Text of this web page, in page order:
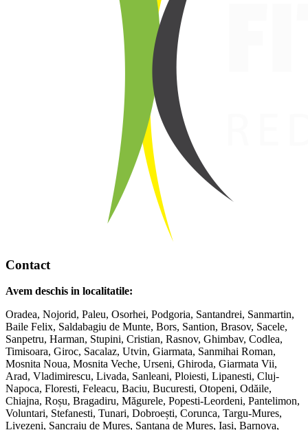
Contact
Avem deschis in localitatile:
Oradea, Nojorid, Paleu, Osorhei, Podgoria, Santandrei, Sanmartin,
Baile Felix, Saldabagiu de Munte, Bors, Santion, Brasov, Sacele,
Sanpetru, Harman, Stupini, Cristian, Rasnov, Ghimbav, Codlea,
Timisoara, Giroc, Sacalaz, Utvin, Giarmata, Sanmihai Roman,
Mosnita Noua, Mosnita Veche, Urseni, Ghiroda, Giarmata Vii,
Arad, Vladimirescu, Livada, Sanleani, Ploiesti, Lipanesti, Cluj-
Napoca, Floresti, Feleacu, Baciu, Bucuresti, Otopeni, Odăile,
Chiajna, Roșu, Bragadiru, Măgurele, Popesti-Leordeni, Pantelimon,
Voluntari, Stefanesti, Tunari, Dobroești, Corunca, Targu-Mures,
Livezeni, Sancraiu de Mures, Santana de Mures, Iasi, Barnova,